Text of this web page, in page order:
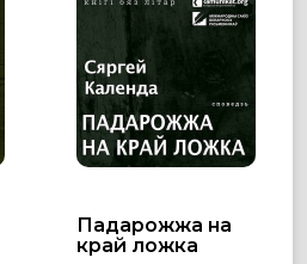
Падарожжа на
край ложка